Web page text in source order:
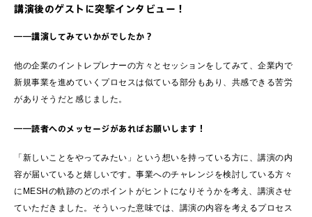
講演後のゲストに突撃インタビュー！
――講演してみていかがでしたか？
他の企業のイントレプレナーの方々とセッションをしてみて、企業内で
新規事業を進めていくプロセスは似ている部分もあり、共感できる苦労
がありそうだと感じました。
――読者へのメッセージがあればお願いします！
「新しいことをやってみたい」という想いを持っている方に、講演の内
容が届いていると嬉しいです。事業へのチャレンジを検討している方々
にMESHの軌跡のどのポイントがヒントになりそうかを考え、講演させ
ていただきました。そういった意味では、講演の内容を考えるプロセス